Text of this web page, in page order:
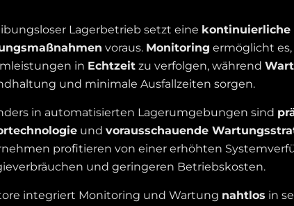
Lagerbetrieb setzt eine kontinuierliche
voraus. Monitoring ermöglicht es,
in Echtzeitzu verfolgen, während
und minimale Ausfallzeiten sorgen.
in automatisierten Lagerumgebungen sind
und vorausschauende
profitieren von einer erhöhten
und geringeren Betriebskosten.
integriert Monitoring und Wartung nahtlos in